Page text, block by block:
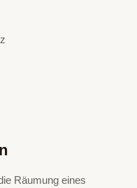
Räumung eines